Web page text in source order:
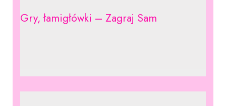
Gry, łamigłówki – Zagraj Sam